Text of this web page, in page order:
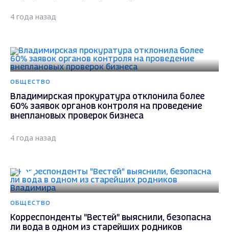
4 года назад
ОБЩЕСТВО
Владимирская прокуратура отклонила более
60% заявок органов контроля на проведение
внеплановых проверок бизнеса
4 года назад
ОБЩЕСТВО
Корреспонденты "Вестей" выяснили, безопасна
ли вода в одном из старейших родников